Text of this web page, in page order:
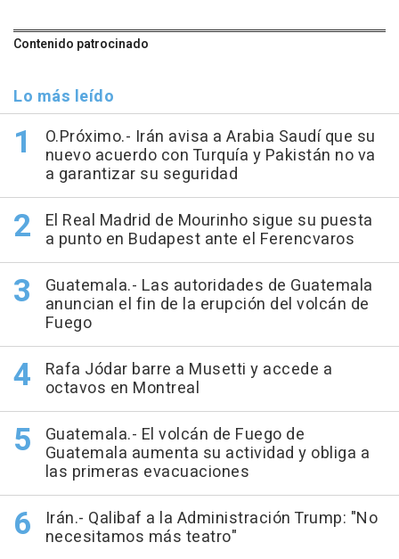
Contenido patrocinado
Lo más leído
O.Próximo.- Irán avisa a Arabia Saudí que su
nuevo acuerdo con Turquía y Pakistán no va
a garantizar su seguridad
El Real Madrid de Mourinho sigue su puesta
a punto en Budapest ante el Ferencvaros
Guatemala.- Las autoridades de Guatemala
anuncian el fin de la erupción del volcán de
Fuego
Rafa Jódar barre a Musetti y accede a
octavos en Montreal
Guatemala.- El volcán de Fuego de
Guatemala aumenta su actividad y obliga a
las primeras evacuaciones
Irán.- Qalibaf a la Administración Trump: "No
necesitamos más teatro"